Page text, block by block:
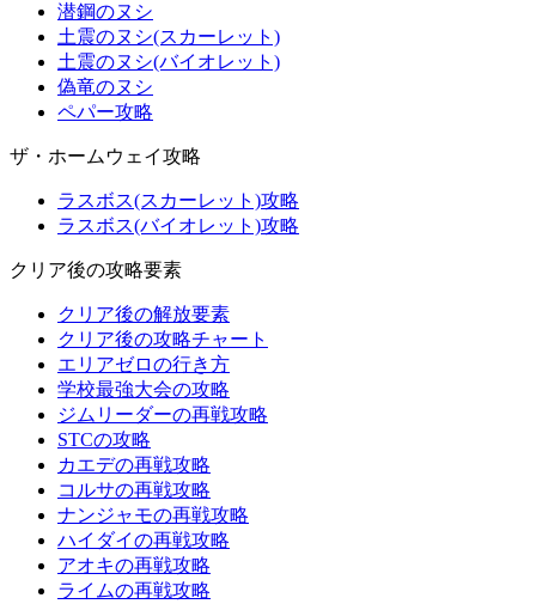
潜鋼のヌシ
土震のヌシ(スカーレット)
土震のヌシ(バイオレット)
偽竜のヌシ
ペパー攻略
ザ・ホームウェイ攻略
ラスボス(スカーレット)攻略
ラスボス(バイオレット)攻略
クリア後の攻略要素
クリア後の解放要素
クリア後の攻略チャート
エリアゼロの行き方
学校最強大会の攻略
ジムリーダーの再戦攻略
STCの攻略
カエデの再戦攻略
コルサの再戦攻略
ナンジャモの再戦攻略
ハイダイの再戦攻略
アオキの再戦攻略
ライムの再戦攻略